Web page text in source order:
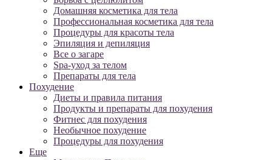
Домашняя косметика для тела
Профессиональная косметика для тела
Процедуры для красоты тела
Эпиляция и депиляция
Все о загаре
Spa-уход за телом
Препараты для тела
Похудение
Диеты и правила питания
Продукты и препараты для похудения
Фитнес для похудения
Необычное похудение
Процедуры для похудения
Еще